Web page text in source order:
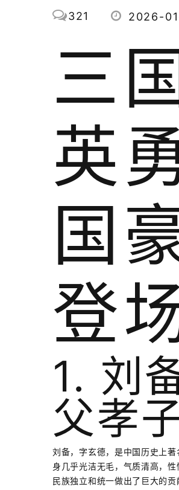
321 2026-
三
英
国
登
1. 刘
父孝
刘备，字玄德，是中国历史上
身几乎光洁无毛，气质清高，
民族独立和统一做出了巨大的